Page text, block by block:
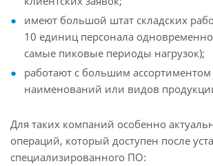
имеют большой штат складских
10 единиц персонала
самые пиковые периоды нагрузок);
работают с большим ассортиментом
наименований или видов
Для таких компаний особенно
операций, который доступен после
специализированного ПО: